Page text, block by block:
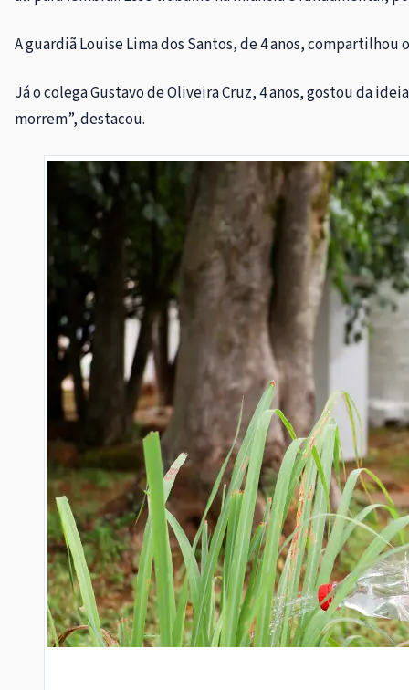
A guardiã Louise Lima dos Santos, de 4 anos, compartilhou
Já o colega Gustavo de Oliveira Cruz, 4 anos, gostou da
morrem”, destacou.